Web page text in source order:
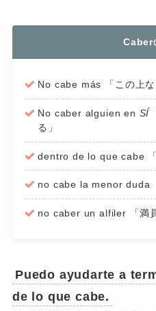
Caber
No cabe más 「この上な
No caber alguien en SÍ
る」
dentro de lo que cabe 「
no cabe la menor duda
no caber un alfiler 「満
Puedo ayudarte a
de lo que cabe.